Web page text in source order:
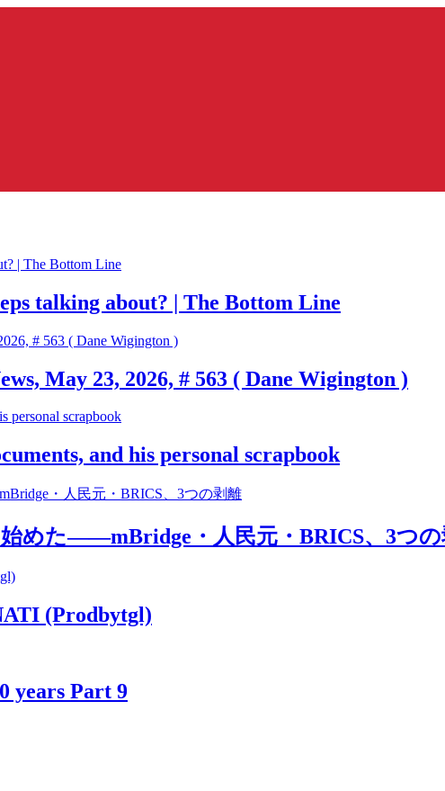
talking about? | The Bottom Line
May 23, 2026, # 563 ( Dane Wigington )
and his personal scrapbook
めた――mBridge・人民元・BRICS、3つ
(Prodbytgl)
years Part 9